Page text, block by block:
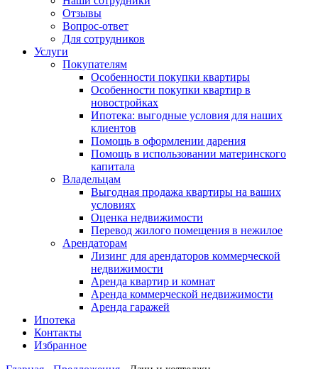
Отзывы
Вопрос-ответ
Для сотрудников
Услуги
Покупателям
Особенности покупки квартиры
Особенности покупки квартир в
новостройках
Ипотека: выгодные условия для наших
клиентов
Помощь в оформлении дарения
Помощь в использовании материнского
капитала
Владельцам
Выгодная продажа квартиры на ваших
условиях
Оценка недвижимости
Перевод жилого помещения в нежилое
Арендаторам
Лизинг для арендаторов коммерческой
недвижимости
Аренда квартир и комнат
Аренда коммерческой недвижимости
Аренда гаражей
Ипотека
Контакты
Избранное